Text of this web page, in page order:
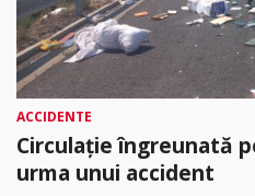
ACCIDENTE
Circulație îngreunată
urma unui accident